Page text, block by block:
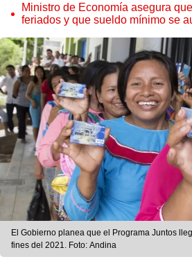
Ministro de Economía asegura
feriados y que sueldo mínimo se
El Gobierno planea que el Programa Juntos
fines del 2021. Foto: Andina